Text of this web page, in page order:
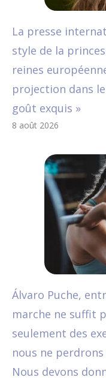
La presse
style de la
reines
projection dans
goût exquis »
8 août 2026
Álvaro Puche,
marche ne suffit
seulement des
nous ne
Nous devons